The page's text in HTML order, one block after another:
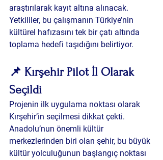
araştırılarak kayıt altına alınacak.
Yetkililer, bu çalışmanın Türkiye’nin
kültürel hafızasını tek bir çatı altında
toplama hedefi taşıdığını belirtiyor.
📌 Kırşehir Pilot İl Olarak
Seçildi
Projenin ilk uygulama noktası olarak
Kırşehir’in seçilmesi dikkat çekti.
Anadolu’nun önemli kültür
merkezlerinden biri olan şehir, bu büyük
kültür yolculuğunun başlangıç noktası